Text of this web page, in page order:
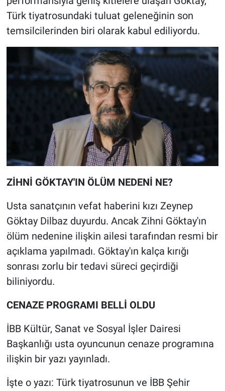
Türk tiyatrosundaki tuluat geleneğinin son
temsilcilerinden biri olarak kabul ediliyordu.
ZİHNİ GÖKTAY'IN ÖLÜM NEDENİ NE?
Usta sanatçının vefat haberini kızı Zeynep
Göktay Dilbaz duyurdu. Ancak Zihni Göktay'ın
ölüm nedenine ilişkin ailesi tarafından resmi bir
açıklama yapılmadı. Göktay'ın kalça kırığı
sonrası zorlu bir tedavi süreci geçirdiği
biliniyordu.
CENAZE PROGRAMI BELLİ OLDU
İBB Kültür, Sanat ve Sosyal İşler Dairesi
Başkanlığı usta oyuncunun cenaze programına
ilişkin bir yazı yayınladı.
İşte o yazı: Türk tiyatrosunun ve İBB Şehir